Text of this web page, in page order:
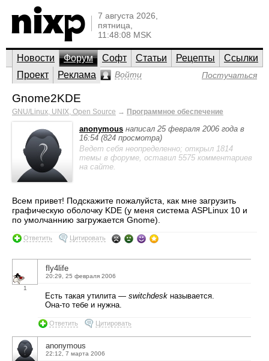
7 августа 2026,
пятница,
11:48:08 MSK
Новости Форум Софт Статьи Рецепты
Ссылки
Проект
Реклама Войти Постучаться
Gnome2KDE
GNU/Linux, UNIX, Open Source → Программное обеспечение
anonymous написал 25 февраля 2006 года в
16:54 (824 просмотра)
Ведет себя неопределенно; открыл 1814
темы в форуме, оставил 5575 комментариев
на сайте.
Всем привет! Подскажите пожалуйста, как мне загрузить
графическую оболочку KDE (у меня система ASPLinux 10 и
по умолчаннию загружается Gnome).
Ответить Цитировать
1
fly4life
20:29, 25 февраля 2006
Есть такая утилита — switchdesk называется.
Она-то тебе и нужна.
Ответить Цитировать
anonymous
22:12, 7 марта 2006